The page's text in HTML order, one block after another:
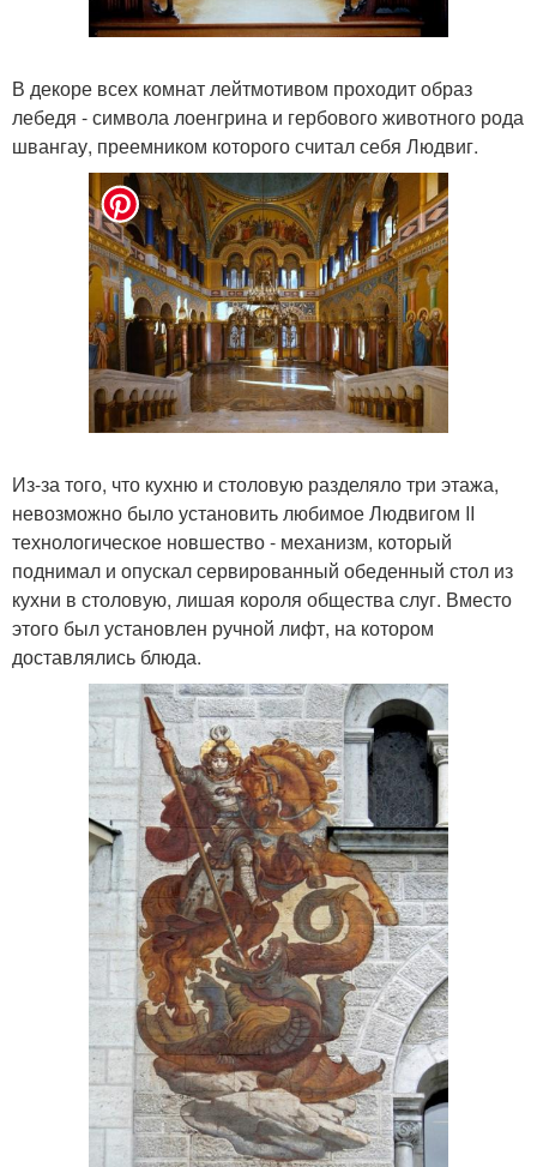
В декоре всех комнат лейтмотивом проходит образ
лебедя - символа лоенгрина и гербового животного рода
швангау, преемником которого считал себя Людвиг.
Из-за того, что кухню и столовую разделяло три этажа,
невозможно было установить любимое Людвигом II
технологическое новшество - механизм, который
поднимал и опускал сервированный обеденный стол из
кухни в столовую, лишая короля общества слуг. Вместо
этого был установлен ручной лифт, на котором
доставлялись блюда.